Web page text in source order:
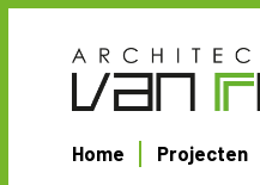
Home Projecten